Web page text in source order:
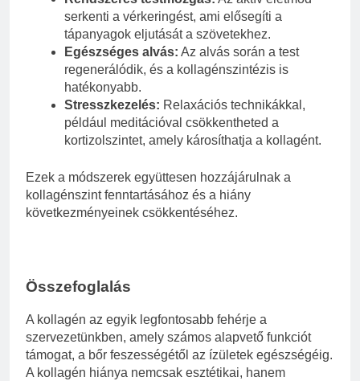
serkenti a vérkeringést, ami elősegíti a
tápanyagok eljutását a szövetekhez.
Egészséges alvás: Az alvás során a test
regenerálódik, és a kollagénszintézis is
hatékonyabb.
Stresszkezelés: Relaxációs technikákkal,
például meditációval csökkentheted a
kortizolszintet, amely károsíthatja a kollagént.
Ezek a módszerek együttesen hozzájárulnak a
kollagénszint fenntartásához és a hiány
következményeinek csökkentéséhez.
Összefoglalás
A kollagén az egyik legfontosabb fehérje a
szervezetünkben, amely számos alapvető funkciót
támogat, a bőr feszességétől az ízületek egészségéig.
A kollagén hiánya nemcsak esztétikai, hanem